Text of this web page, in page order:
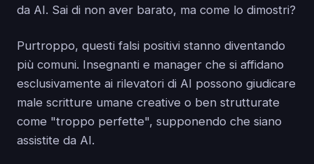
da AI. Sai di non aver barato, ma come lo dimostri?
Purtroppo, questi falsi positivi stanno diventando
più comuni. Insegnanti e manager che si affidano
esclusivamente ai rilevatori di AI possono giudicare
male scritture umane creative o ben strutturate
come "troppo perfette", supponendo che siano
assistite da AI.